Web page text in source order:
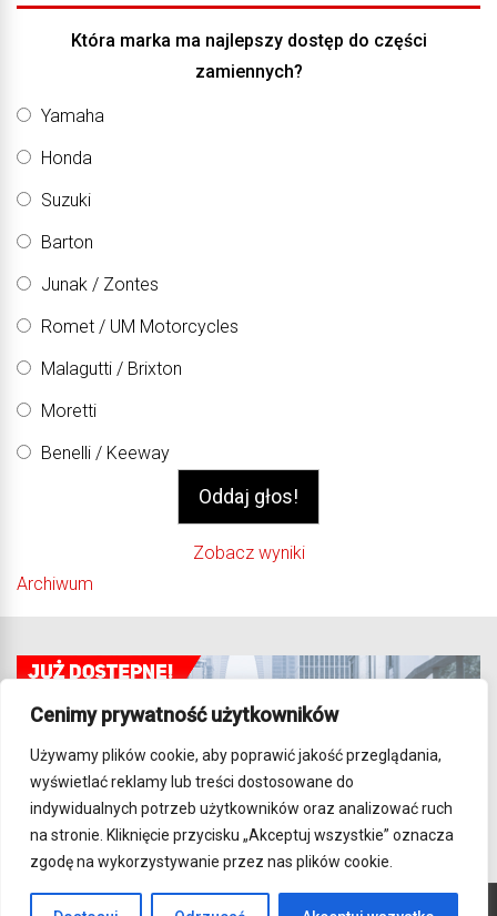
Cenimy prywatność użytkowników
Używamy plików cookie, aby poprawić jakość przeglądania,
wyświetlać reklamy lub treści dostosowane do
indywidualnych potrzeb użytkowników oraz analizować ruch
na stronie. Kliknięcie przycisku „Akceptuj wszystkie” oznacza
zgodę na wykorzystywanie przez nas plików cookie.
Która marka ma najlepszy dostęp do części
zamiennych?
Yamaha
Honda
Suzuki
Barton
Junak / Zontes
Romet / UM Motorcycles
Malagutti / Brixton
Moretti
Benelli / Keeway
Zobacz wyniki
Archiwum